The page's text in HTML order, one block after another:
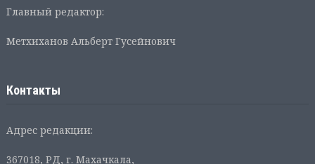
Главный редактор:
Метхиханов Альберт Гусейнович
Контакты
Адрес редакции:
367018, РД, г. Махачкала,